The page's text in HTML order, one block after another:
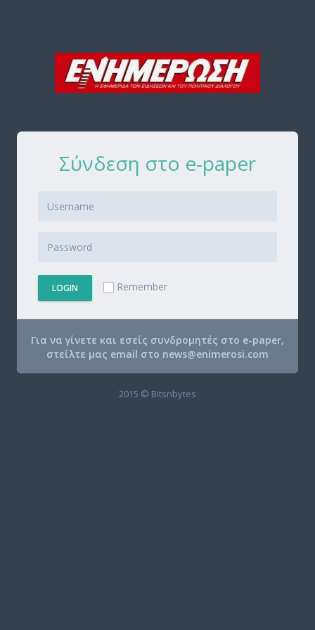
Σύνδεση στο e-paper
LOGIN Remember
Για να γίνετε και εσείς συνδρομητές στο e-paper,
στείλτε μας email στο news@enimerosi.com
2015 © Bitsnbytes